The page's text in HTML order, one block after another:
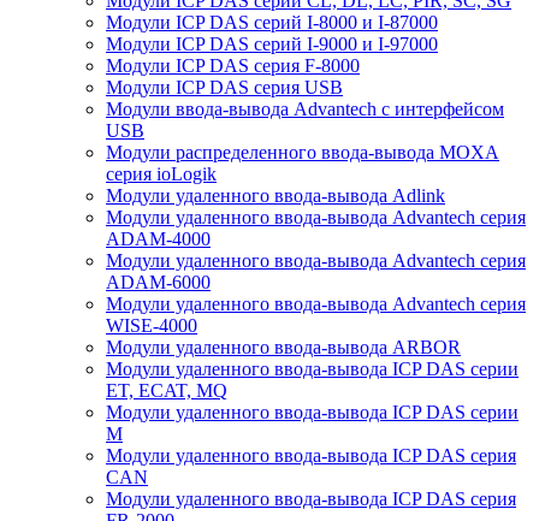
Модули ICP DAS серий I-8000 и I-87000
Модули ICP DAS серий I-9000 и I-97000
Модули ICP DAS серия F-8000
Модули ICP DAS серия USB
Модули ввода-вывода Advantech с интерфейсом
USB
Модули распределенного ввода-вывода MOXA
серия ioLogik
Модули удаленного ввода-вывода Adlink
Модули удаленного ввода-вывода Advantech серия
ADAM-4000
Модули удаленного ввода-вывода Advantech серия
ADAM-6000
Модули удаленного ввода-вывода Advantech серия
WISE-4000
Модули удаленного ввода-вывода ARBOR
Модули удаленного ввода-вывода ICP DAS серии
ET, ECAT, MQ
Модули удаленного ввода-вывода ICP DAS серии
M
Модули удаленного ввода-вывода ICP DAS серия
CAN
Модули удаленного ввода-вывода ICP DAS серия